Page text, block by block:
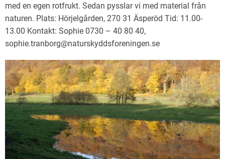
med en egen rotfrukt. Sedan pysslar vi med material från
naturen. Plats: Hörjelgården, 270 31 Äsperöd Tid: 11.00-
13.00 Kontakt: Sophie 0730 – 40 80 40,
sophie.tranborg@naturskyddsforeningen.se